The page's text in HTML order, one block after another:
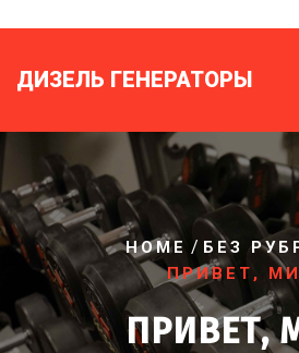
ДИЗЕЛЬ ГЕНЕРАТОРЫ
HOME / БЕЗ
ПРИВЕТ,
ПРИВЕТ,